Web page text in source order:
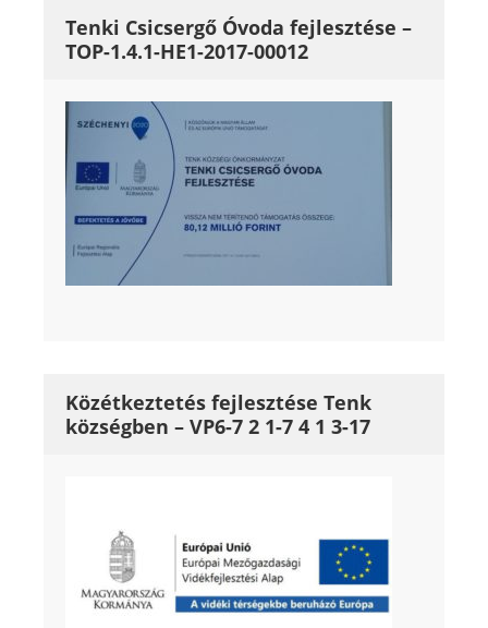
Tenki Csicsergő Óvoda fejlesztése –
TOP-1.4.1-HE1-2017-00012
Közétkeztetés fejlesztése Tenk
községben – VP6-7 2 1-7 4 1 3-17